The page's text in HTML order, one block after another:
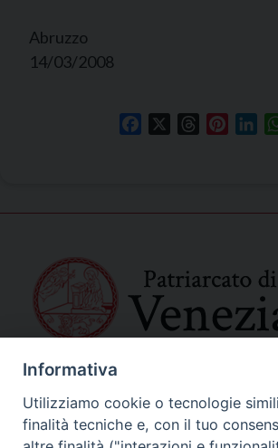
Abruzzo
14/03/2008
Facebook Threads
SEDE PRINCIPALE
Palazzo Patriarcale
San Marco, 320/A – 30124 Venezia
Tel. 041-2702411
Informativa
Utilizziamo cookie o tecnologie
finalità tecniche e, con il tuo